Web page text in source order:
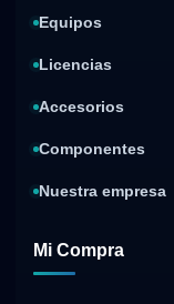
Equipos
Licencias
Accesorios
Componentes
Nuestra empresa
Mi Compra